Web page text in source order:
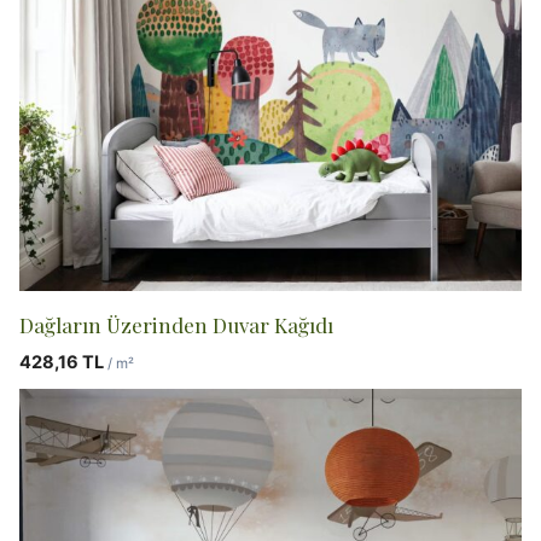
Dağların Üzerinden Duvar Kağıdı
428,16 TL / m²